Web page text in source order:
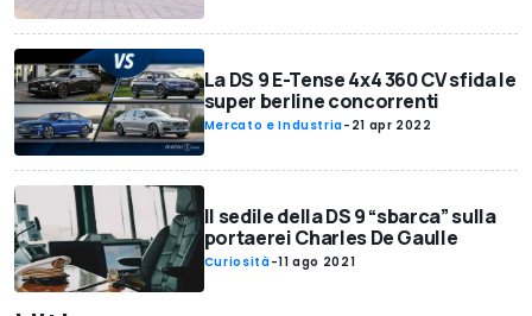
La DS 9 E-Tense 4x4 360 CV sfida le
super berline concorrenti
Mercato e Industria- 21 apr 2022
Il sedile della DS 9 “sbarca” sulla
portaerei Charles De Gaulle
Curiosità-11 ago 2021